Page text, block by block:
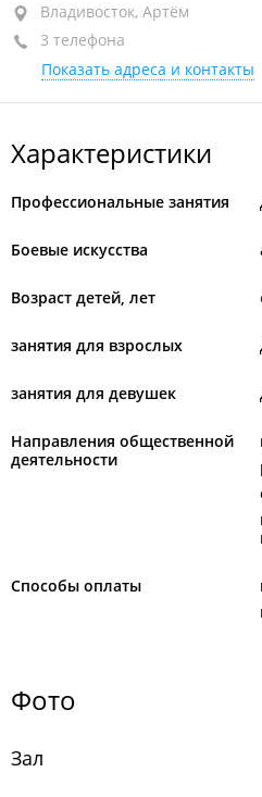
район "Первая речка", ул.
лестница на 2-й этаж, выше
сегодня закрыто
Владивосток, Артём
3 телефона
Показать адреса и контакты
Характеристики
Профессиональные занятия
Боевые искусства
Возраст детей, лет
занятия для взрослых
занятия для девушек
Направления общественной
деятельности
Способы оплаты
Фото
Зал